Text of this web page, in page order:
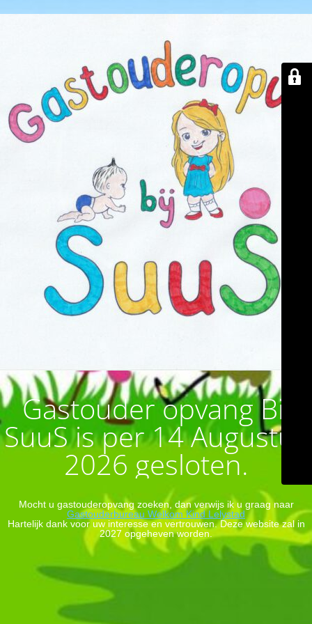
Gastouder opvang Bij
SuuS is per 14 Augustus
2026 gesloten.
Mocht u gastouderopvang zoeken, dan verwijs ik u graag naar
Gastouderbureau Welkom Kind Lelystad
Hartelijk dank voor uw interesse en vertrouwen. Deze website zal in
2027 opgeheven worden.